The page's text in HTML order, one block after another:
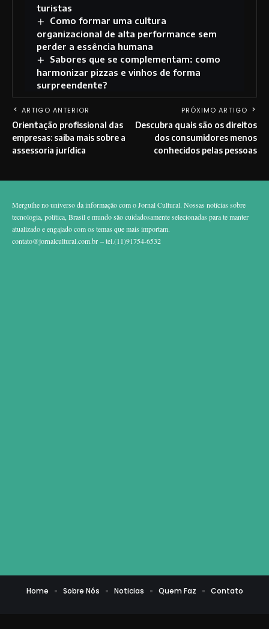
turistas
Como formar uma cultura
organizacional de alta performance sem
perder a essência humana
Sabores que se complementam: como
harmonizar pizzas e vinhos de forma
surpreendente?
ARTIGO ANTERIOR
Orientação profissional das
empresas: saiba mais sobre a
assessoria jurídica
PRÓXIMO ARTIGO
Descubra quais são os direitos
dos consumidores menos
conhecidos pelas pessoas
Mergulhe no universo da informação com o Jornal Cultural. Nossas notícias sobre
tecnologia, política, Brasil e mundo são cuidadosamente selecionadas para te manter
atualizado e engajado com os temas que mais importam.
contato@jornalcultural.com.br – tel.(11)91754-6532
Home Sobre Nós Noticias Quem Faz Contato